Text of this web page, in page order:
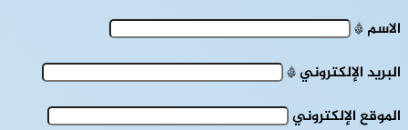
الاسم*
البريد الإلكتروني*
الموقع الإلكتروني